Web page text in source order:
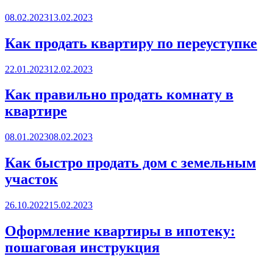
Posted
08.02.202313.02.2023
Как продать квартиру по переуступке
Posted
22.01.202312.02.2023
Как правильно продать комнату в
квартире
Posted
08.01.202308.02.2023
Как быстро продать дом с земельным
участок
Posted
26.10.202215.02.2023
Оформление квартиры в ипотеку:
пошаговая инструкция